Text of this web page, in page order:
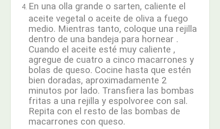
En una olla grande o sarten, caliente el
aceite vegetal o aceite de oliva a fuego
medio. Mientras tanto, coloque una rejilla
dentro de una bandeja para hornear .
Cuando el aceite esté muy caliente ,
agregue de cuatro a cinco macarrones y
bolas de queso. Cocine hasta que estén
bien doradas, aproximadamente 2
minutos por lado. Transfiera las bombas
fritas a una rejilla y espolvoree con sal.
Repita con el resto de las bombas de
macarrones con queso.